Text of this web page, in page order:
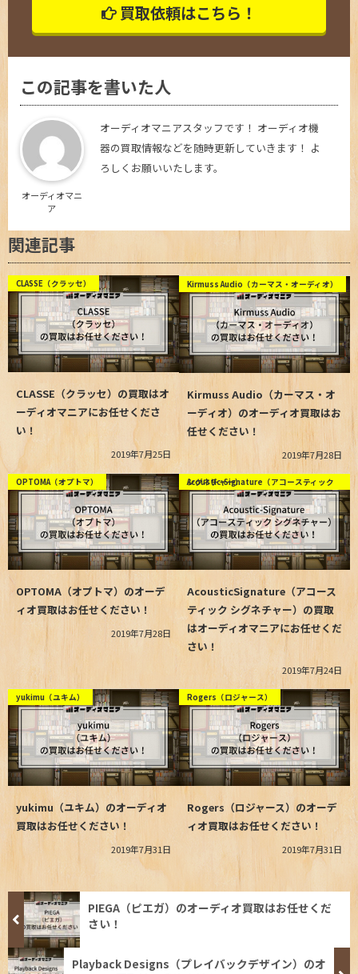
買取依頼はこちら！
この記事を書いた人
オーディオマニ
ア
オーディオマニアスタッフです！ オーディオ機
器の買取情報などを随時更新していきます！ よ
ろしくお願いいたします。
関連記事
CLASSE（クラッセ）
CLASSE（クラッセ）の買取はオ
ーディオマニアにお任せくださ
い！
2019年7月25日
Kirmuss Audio（カーマス・オーディオ）
Kirmuss Audio（カーマス・オ
ーディオ）のオーディオ買取はお
任せください！
2019年7月28日
OPTOMA（オプトマ）
OPTOMA（オプトマ）のオーデ
ィオ買取はお任せください！
2019年7月28日
Acoustic-Signature（アコースティック シグネチャー）
AcousticSignature（アコース
ティック シグネチャー）の買取
はオーディオマニアにお任せくだ
さい！
2019年7月24日
yukimu（ユキム）
yukimu（ユキム）のオーディオ
買取はお任せください！
2019年7月31日
Rogers（ロジャース）
Rogers（ロジャース）のオーデ
ィオ買取はお任せください！
2019年7月31日
PIEGA（ピエガ）のオーディオ買取はお任せくだ
さい！
Playback Designs（プレイバックデザイン）のオ